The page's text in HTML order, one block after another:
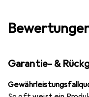
Garantie- &